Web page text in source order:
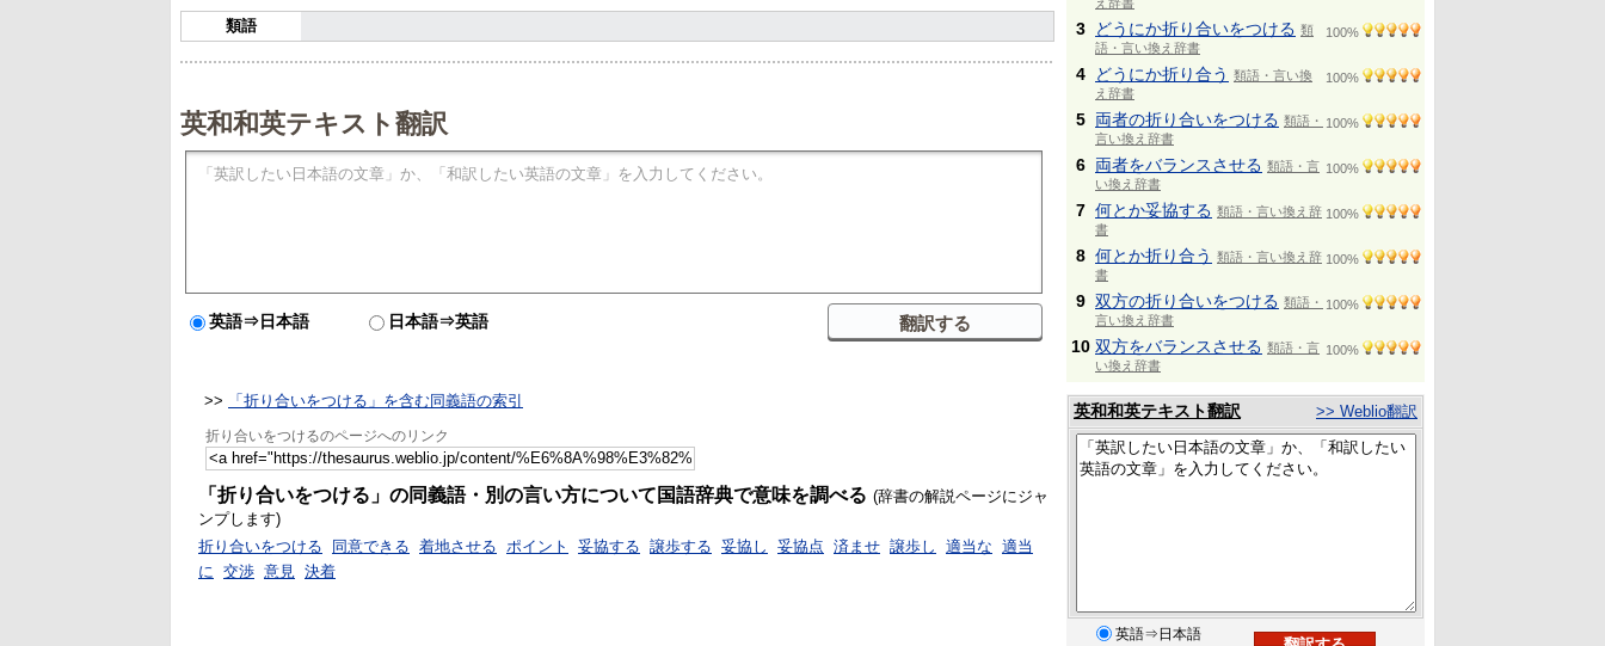
類語
英和和英テキスト翻訳
英語⇒日本語 日本語⇒英語
>> 「折り合いをつける」を含む同義語の索引
折り合いをつけるのページへのリンク
「折り合いをつける」の同義語・別の言い方について国語辞典で意味を調べる (辞書の解説ページにジャ
ンプします)
折り合いをつける
同意できる 着地させる ポイント 妥協する 譲歩する 妥協し 妥協点 済ませ 譲歩し 適当な 適当
に 交渉 意見 決着
3 どうにか折り合いをつける 類
語・言い換え辞書
100%
4 どうにか折り合う 類語・言い換
え辞書
100%
5 両者の折り合いをつける 類語・
言い換え辞書
100%
6 両者をバランスさせる 類語・言
い換え辞書
100%
7 何とか妥協する 類語・言い換え辞
書
100%
8 何とか折り合う 類語・言い換え辞
書
100%
9 双方の折り合いをつける 類語・
言い換え辞書
100%
10 双方をバランスさせる 類語・言
い換え辞書
100%
英和和英テキスト翻訳 >> Weblio翻訳
英語⇒日本語